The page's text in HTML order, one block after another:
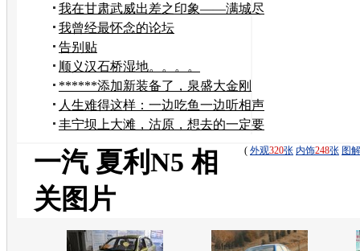
我在甘肃武威出差之印象——满城尽
是夏利出租车
我曾经最怀念的论坛
告别贴
顺义汉石桥湿地。。。。
******添加新装备了，泉盛大金刚
******
人生难得这样：一边吃鱼一边听相声
丰宁坝上大滩，沽原，想去的一定要
( 外观320张 内饰248张 图解
一汽 夏利N5 相
关图片